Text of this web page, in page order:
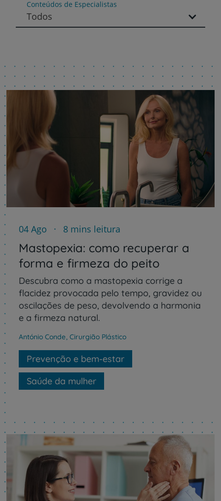
Conteúdos de Especialistas
Todos
04 Ago 8 mins leitura
Mastopexia: como recuperar a
forma e firmeza do peito
Descubra como a mastopexia corrige a
flacidez provocada pelo tempo, gravidez ou
oscilações de peso, devolvendo a harmonia
e a firmeza natural.
António Conde, Cirurgião Plástico
Prevenção e bem-estar
Saúde da mulher